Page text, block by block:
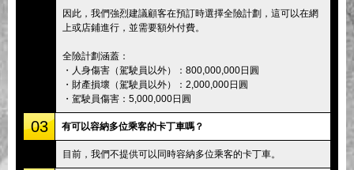
因此，我們強烈建議顧客在預訂時選擇全險計劃，這可以在網
上或店鋪進行，並需要額外付費。
全險計劃涵蓋：
・人身傷害（駕駛員以外）：800,000,000日圓
・財產損壞（駕駛員以外）：2,000,000日圓
・駕駛員傷害：5,000,000日圓
03 有可以容納多位乘客的卡丁車嗎？
目前，我們不提供可以同時容納多位乘客的卡丁車。